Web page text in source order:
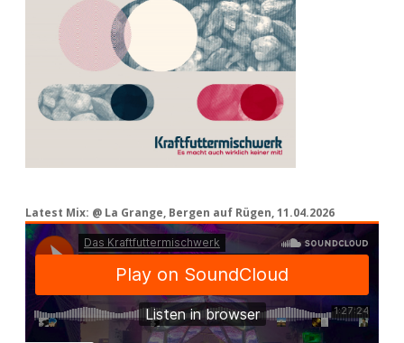
Latest Mix: @ La Grange, Bergen auf Rügen, 11.04.2026